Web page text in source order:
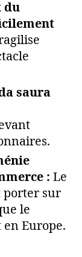
du
saura
: Le
porter sur
le
en Europe.